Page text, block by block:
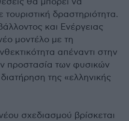
δραστηριότητα.
και Ενέργειας
μοντέλο με τη
απέναντι στην
προστασία των φυσικών
της «ελληνικής
σχεδιασμού βρίσκεται